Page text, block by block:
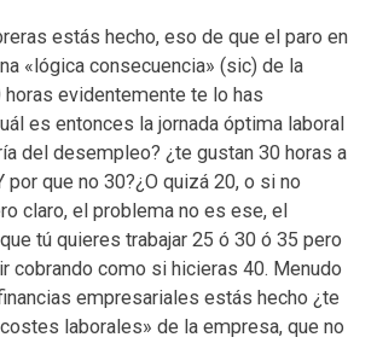
estás hecho, eso de que el paro en
«lógica consecuencia» (sic) de la
horas evidentemente te lo has
es entonces la jornada óptima laboral
del desempleo? ¿te gustan 30 horas a
por que no 30?¿O quizá 20, o si no
claro, el problema no es ese, el
tú quieres trabajar 25 ó 30 ó 35 pero
cobrando como si hicieras 40. Menudo
empresariales estás hecho ¿te
laborales» de la empresa, que no